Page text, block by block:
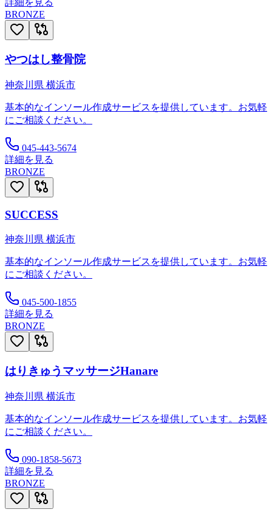
詳細を見る
BRONZE
やつはし整骨院
神奈川県 横浜市
基本的なインソール作成サービスを提供しています。お気軽
にご相談ください。
045-443-5674
詳細を見る
BRONZE
SUCCESS
神奈川県 横浜市
基本的なインソール作成サービスを提供しています。お気軽
にご相談ください。
045-500-1855
詳細を見る
BRONZE
はりきゅうマッサージHanare
神奈川県 横浜市
基本的なインソール作成サービスを提供しています。お気軽
にご相談ください。
090-1858-5673
詳細を見る
BRONZE